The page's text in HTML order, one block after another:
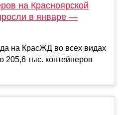
на Красноярской
в январе —
на КрасЖД во всех видах
205,6 тыс. контейнеров